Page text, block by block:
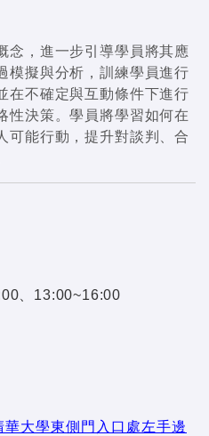
念，進一步引導學員將其應
模擬與分析，訓練學員進行
在不確定與互動條件下進行
性決策。學員將學習如何在
可能行動，提升對談判、合
、13:00~16:00
大學東側門入口處左手邊